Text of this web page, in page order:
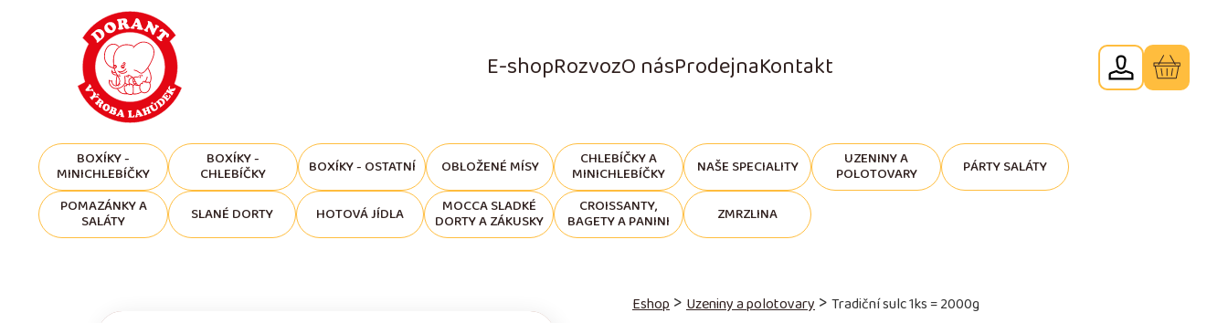
E-shopRozvozO násProdejnaKontakt
Eshop > Uzeniny a polotovary > Tradiční sulc 1ks = 2000g
BOXÍKY -
MINICHLEBÍČKY
BOXÍKY -
CHLEBÍČKY BOXÍKY - OSTATNÍ OBLOŽENÉ MÍSY CHLEBÍČKY A
MINICHLEBÍČKY NAŠE SPECIALITY UZENINY A
POLOTOVARY
PÁRTY SALÁTY
POMAZÁNKY A
SALÁTY SLANÉ DORTY HOTOVÁ JÍDLA MOCCA SLADKÉ
DORTY A ZÁKUSKY
CROISSANTY,
BAGETY A PANINI ZMRZLINA